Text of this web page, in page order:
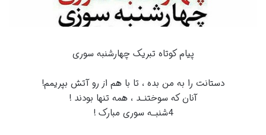
پیام کوتاه تبریک چهارشنبه سوری
دستانت را به من بده ، تا با هم از رو آتش بپریمم!
آنان که سوختنـد ، همه تنها بودند !
4شنبـه سوری مبارک !